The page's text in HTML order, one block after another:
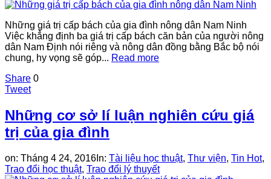
Những giá trị cấp bách của gia đình nông dân Nam Ninh
Việc khẳng định ba giá trị cấp bách căn bản của người nông
dân Nam Định nói riêng và nông dân đồng bằng Bắc bộ nói
chung, hy vọng sẽ góp... Read more
Share 0
Tweet
Những cơ sở lí luận nghiên cứu giá
trị của gia đình
on: Tháng 4 24, 2016 In: Tài liệu học thuật, Thư viện, Tin Hot,
Trao đổi học thuật, Trao đổi lý thuyết